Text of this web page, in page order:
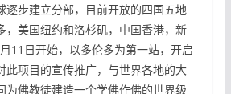
逐步建立分部，目前开放的四国五地
，美国纽约和洛杉矶，中国香港，新
11日开始，以多伦多为第一站，开启
此项目的宣传推广，与世界各地的大
为佛教徒建造一个学佛作佛的世界级